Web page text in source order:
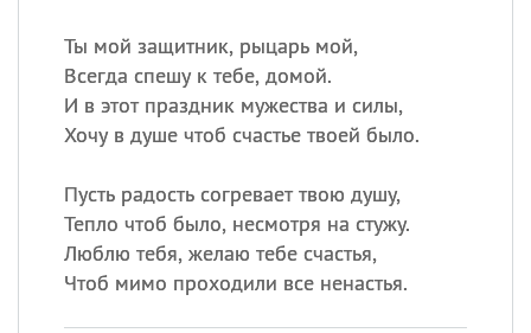
Ты мой защитник, рыцарь мой,
Всегда спешу к тебе, домой.
И в этот праздник мужества и силы,
Хочу в душе чтоб счастье твоей было.
Пусть радость согревает твою душу,
Тепло чтоб было, несмотря на стужу.
Люблю тебя, желаю тебе счастья,
Чтоб мимо проходили все ненастья.